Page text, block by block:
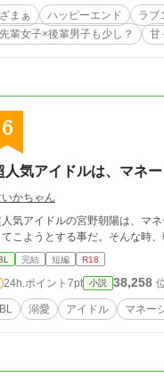
どころか活躍し出した巧にフラスト
しないんでしょ？」 「僕がサ
？」 先輩×後輩のじれったくも甘い関係が好きな方、スカッとする展開が好きな方は、ぜひこの物語をお楽しみくだ
ざまぁ ハッピーエンド ラブ
先輩女子×後輩男子も少し？
甘
6
人気アイドルは、マネ
かちゃん
気アイドルの宮野朝陽は、マ
こようとする事だ。そんな時
完結 短編 R18
24h.ポイント 7pt 小説 38,258
BL 溺愛 アイドル マネー